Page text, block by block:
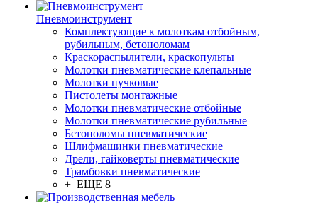
Пневмоинструмент
Комплектующие к молоткам отбойным,
рубильным, бетоноломам
Краскораспылители, краскопульты
Молотки пневматические клепальные
Молотки пучковые
Пистолеты монтажные
Молотки пневматические отбойные
Молотки пневматические рубильные
Бетоноломы пневматические
Шлифмашинки пневматические
Дрели, гайковерты пневматические
Трамбовки пневматические
+ ЕЩЕ 8